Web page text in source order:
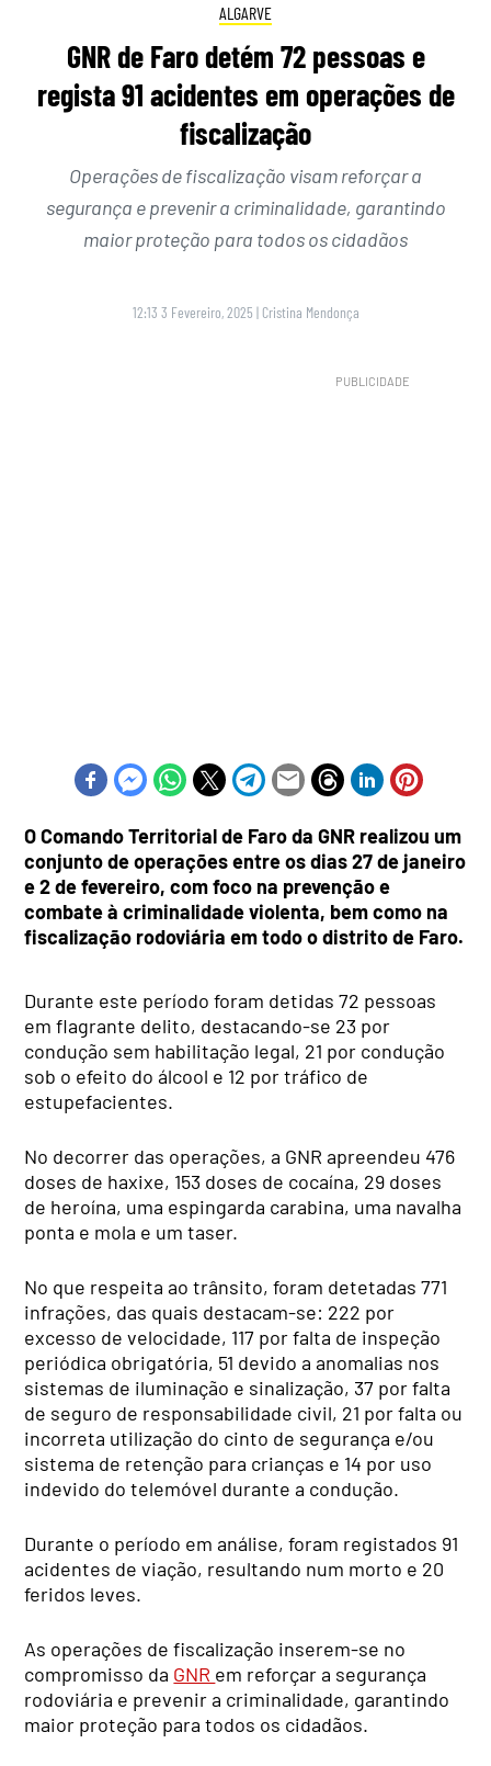
ALGARVE
GNR de Faro detém 72 pessoas e
regista 91 acidentes em operações de
fiscalização
Operações de fiscalização visam reforçar a
segurança e prevenir a criminalidade, garantindo
maior proteção para todos os cidadãos
12:13 3 Fevereiro, 2025 | Cristina Mendonça
O Comando Territorial de Faro da GNR realizou um
conjunto de operações entre os dias 27 de janeiro
e 2 de fevereiro, com foco na prevenção e
combate à criminalidade violenta, bem como na
fiscalização rodoviária em todo o distrito de Faro.
Durante este período foram detidas 72 pessoas
em flagrante delito, destacando-se 23 por
condução sem habilitação legal, 21 por condução
sob o efeito do álcool e 12 por tráfico de
estupefacientes.
No decorrer das operações, a GNR apreendeu 476
doses de haxixe, 153 doses de cocaína, 29 doses
de heroína, uma espingarda carabina, uma navalha
ponta e mola e um taser.
No que respeita ao trânsito, foram detetadas 771
infrações, das quais destacam-se: 222 por
excesso de velocidade, 117 por falta de inspeção
periódica obrigatória, 51 devido a anomalias nos
sistemas de iluminação e sinalização, 37 por falta
de seguro de responsabilidade civil, 21 por falta ou
incorreta utilização do cinto de segurança e/ou
sistema de retenção para crianças e 14 por uso
indevido do telemóvel durante a condução.
Durante o período em análise, foram registados 91
acidentes de viação, resultando num morto e 20
feridos leves.
As operações de fiscalização inserem-se no
compromisso da GNR em reforçar a segurança
rodoviária e prevenir a criminalidade, garantindo
maior proteção para todos os cidadãos.